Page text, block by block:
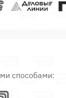
способами: